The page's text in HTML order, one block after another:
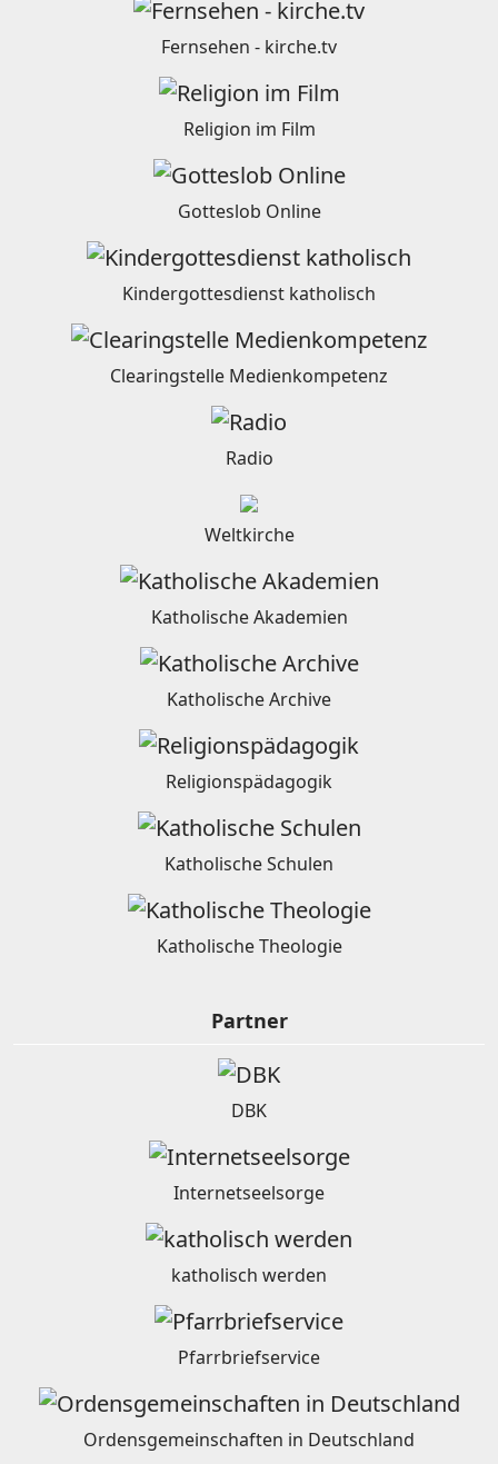
Fernsehen - kirche.tv
Religion im Film
Gotteslob Online
Kindergottesdienst katholisch
Clearingstelle Medienkompetenz
Radio
Weltkirche
Katholische Akademien
Katholische Archive
Religionspädagogik
Katholische Schulen
Katholische Theologie
Partner
DBK
Internetseelsorge
katholisch werden
Pfarrbriefservice
Ordensgemeinschaften in Deutschland